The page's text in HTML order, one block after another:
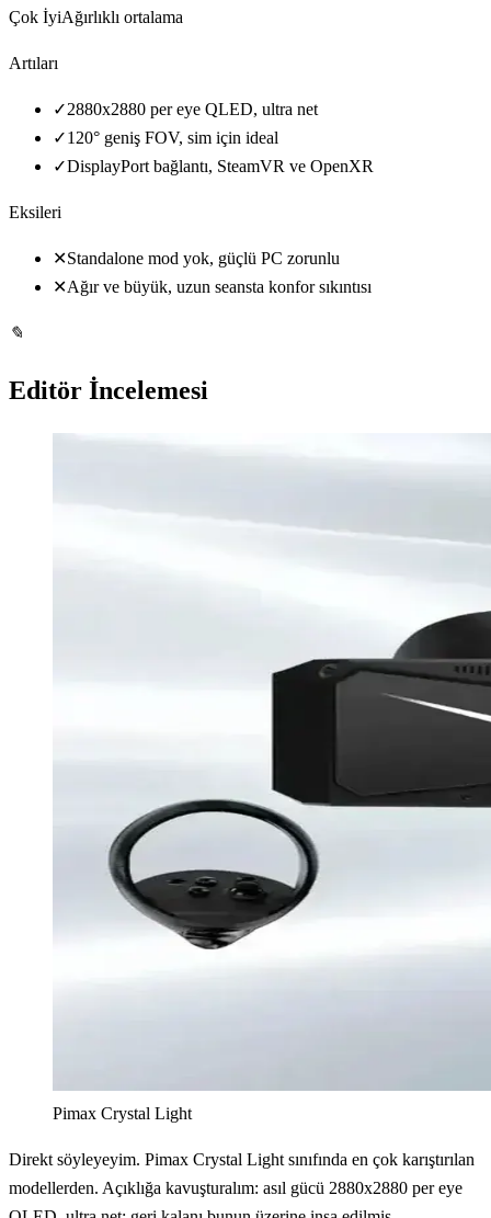
Çok İyiAğırlıklı ortalama
Artıları
✓2880x2880 per eye QLED, ultra net
✓120° geniş FOV, sim için ideal
✓DisplayPort bağlantı, SteamVR ve OpenXR
Eksileri
✕Standalone mod yok, güçlü PC zorunlu
✕Ağır ve büyük, uzun seansta konfor sıkıntısı
✎
Editör İncelemesi
Pimax Crystal Light
Direkt söyleyeyim. Pimax Crystal Light sınıfında en çok karıştırılan
modellerden. Açıklığa kavuşturalım: asıl gücü 2880x2880 per eye